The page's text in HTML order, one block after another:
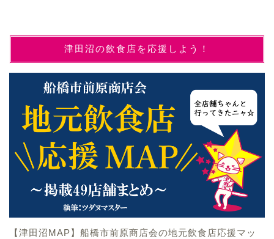
津田沼の飲食店を応援しよう！
【津田沼MAP】船橋市前原商店会の地元飲食店応援マッ